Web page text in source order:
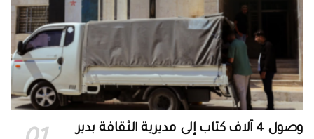
وصول 4 آلاف كتاب إلى مديرية الثقافة بدير